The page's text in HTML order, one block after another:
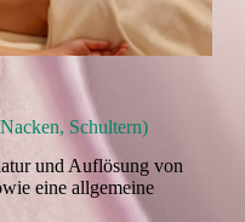
Schultern)
und Auflösung von
eine allgemeine